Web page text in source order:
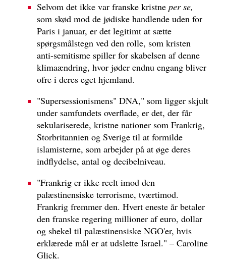
Selvom det ikke var franske kristne per se,
som skød mod de jødiske handlende uden for
Paris i januar, er det legitimt at sætte
spørgsmålstegn ved den rolle, som kristen
anti-semitisme spiller for skabelsen af denne
klimaændring, hvor jøder endnu engang bliver
ofre i deres eget hjemland.
"Supersessionismens" DNA," som ligger skjult
under samfundets overflade, er det, der får
sekulariserede, kristne nationer som Frankrig,
Storbritannien og Sverige til at formilde
islamisterne, som arbejder på at øge deres
indflydelse, antal og decibelniveau.
"Frankrig er ikke reelt imod den
palæstinensiske terrorisme, tværtimod.
Frankrig fremmer den. Hvert eneste år betaler
den franske regering millioner af euro, dollar
og shekel til palæstinensiske NGO'er, hvis
erklærede mål er at udslette Israel." – Caroline
Glick.